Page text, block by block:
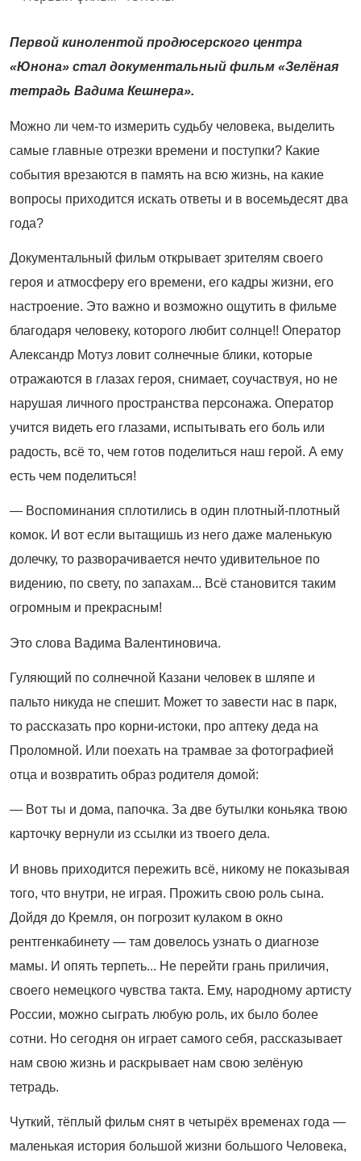
Первой кинолентой продюсерского центра
«Юнона» стал документальный фильм «Зелёная
тетрадь Вадима Кешнера».
Можно ли чем-то измерить судьбу человека, выделить
самые главные отрезки времени и поступки? Какие
события врезаются в память на всю жизнь, на какие
вопросы приходится искать ответы и в во­семьдесят два
года?
Документальный фильм открывает зрителям своего
героя и атмосферу его времени, его кадры жизни, его
настроение. Это важно и возможно ощутить в фильме
благодаря человеку, которого любит солнце!! Оператор
Александр Мотуз ловит солнечные блики, которые
отражаются в глазах героя, снимает, соучаствуя, но не
нарушая личного пространства персонажа. Оператор
учится видеть его глазами, испытывать его боль или
радость, всё то, чем готов поделиться наш герой. А ему
есть чем поделиться!
— Воспоминания сплотились в один плотный-плотный
комок. И вот если вытащишь из него даже маленькую
долечку, то разворачивается нечто удивительное по
видению, по свету, по запахам... Всё становится таким
огромным и прекрасным!
Это слова Вадима Валентиновича.
Гуляющий по солнечной Казани человек в шляпе и
пальто никуда не спешит. Может то завести нас в парк,
то рассказать про корни-истоки, про аптеку деда на
Проломной. Или поехать на трамвае за фотографией
отца и возвратить образ родителя домой:
— Вот ты и дома, папочка. За две бутылки коньяка твою
карточку вернули из ссылки из твоего дела.
И вновь приходится пережить всё, никому не показывая
того, что внутри, не играя. Прожить свою роль сына.
Дойдя до Кремля, он погрозит кулаком в окно
рентгенкабинету — там довелось узнать о диагнозе
мамы. И опять терпеть... Не перейти грань приличия,
своего немецкого чувства такта. Ему, народному артисту
России, можно сыграть любую роль, их было более
сотни. Но сегодня он играет самого себя, рассказывает
нам свою жизнь и раскрывает нам свою зелёную
тетрадь.
Чуткий, тёплый фильм снят в четырёх временах года —
маленькая история большой жизни большого Человека,